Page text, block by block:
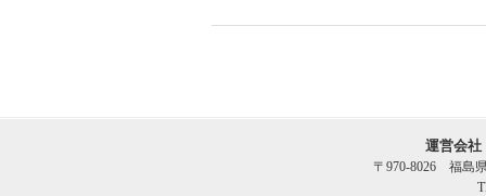
運営会
〒970-8026 福島